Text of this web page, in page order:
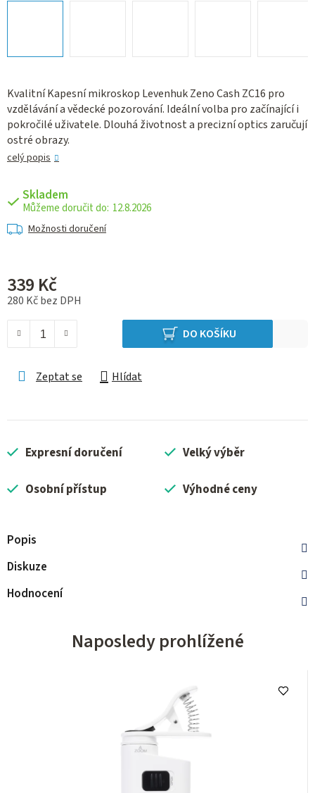
Kvalitní Kapesní mikroskop Levenhuk Zeno Cash ZC16 pro
vzdělávání a vědecké pozorování. Ideální volba pro začínající i
pokročilé uživatele. Dlouhá životnost a precizní optics zaručují
ostré obrazy.
celý popis
Skladem
12.8.2026
Možnosti doručení
339 Kč
280 Kč bez DPH
DO KOŠÍKU
Zeptat se Hlídat
Expresní doručení Velký výběr
Osobní přístup Výhodné ceny
Popis
Diskuze
Hodnocení
Naposledy prohlížené